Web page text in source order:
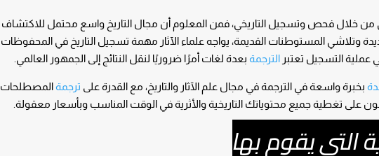
من خلال فحص وتسجيل التاريخي، فمن المعلوم أن مجال التاريخ واسع محتمل للاكتشاف
المستوطنات القديمة، يواجه علماء الآثار مهمة تسجيل التاريخ في المحفوظات
عملية التسجيل تعتبرالترجمة بعدة لغات أمرًا ضروريًا لنقل النتائج إلى الجمهور العالمي.
بخبرة واسعة في الترجمة في مجال علم الآثار والتاريخ، مع القدرة على ترجمةالمصطلحات
على تغطية جميع محتوياتك التاريخية والأثرية في الوقت المناسب وبأسعار معقولة.
التي يقوم بها